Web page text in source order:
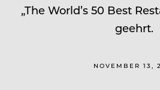
„The World’s 50 Best
geehrt.
NOVEMBER 13,